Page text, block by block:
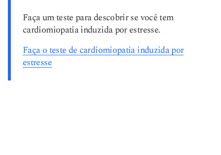
Faça um teste para descobrir se você tem
cardiomiopatia induzida por estresse.
Faça o teste de cardiomiopatia induzida por
estresse